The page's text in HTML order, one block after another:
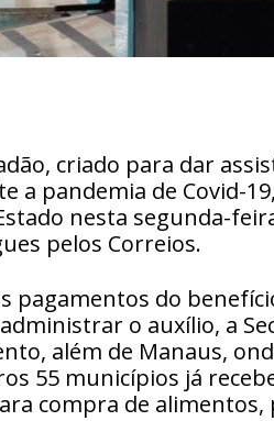
criado para dar
a pandemia de Covid-
nesta segunda-
pelos Correios.
pagamentos do
o auxílio, a
além de Manaus,
55 municípios já
compra de